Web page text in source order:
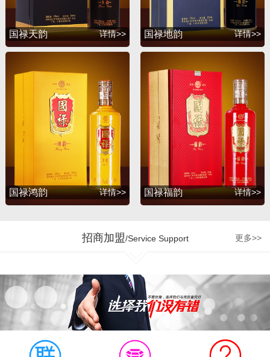
品，年销售额突破1亿余
元。短短几年，公司在全
国各地建立了稳定的销售
渠道，产品销量持续攀
的支持与厚爱。2012年
初，公司为满足广大消费
者的诉求，联合深圳知名
包装设计公司胡景润工作
室、贵州大学酒体设计专
家吴天祥教授、贵州茅台
酒厂酿酒工程师梁明峰先
生，倾力推出战略品牌
——国禄系列酒，与此同
时公司和茅台集团、五粮
州珍酒、金沙回沙酒业等
加了强劲的源动力。 企业
的制胜最终是要落实到人
才管理机制和市场运营的
有效执行上，公司奉行“德
才兼备、志同道合”的合作
理念，为员工明确职业规
国禄天韵 详情>> 国禄地韵 详情>>
国禄鸿韵 详情>> 国禄福韵 详情>>
招商加盟/Service Support 更多>>